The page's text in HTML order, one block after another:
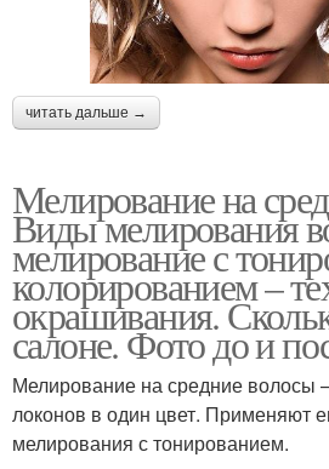
читать дальше →
Мелирование на
Виды мелирования
мелирование с
колорированием –
окрашивания.
салоне. Фото до и
Мелирование на средние волосы
локонов в один цвет. Применяют
мелирования с тонированием.